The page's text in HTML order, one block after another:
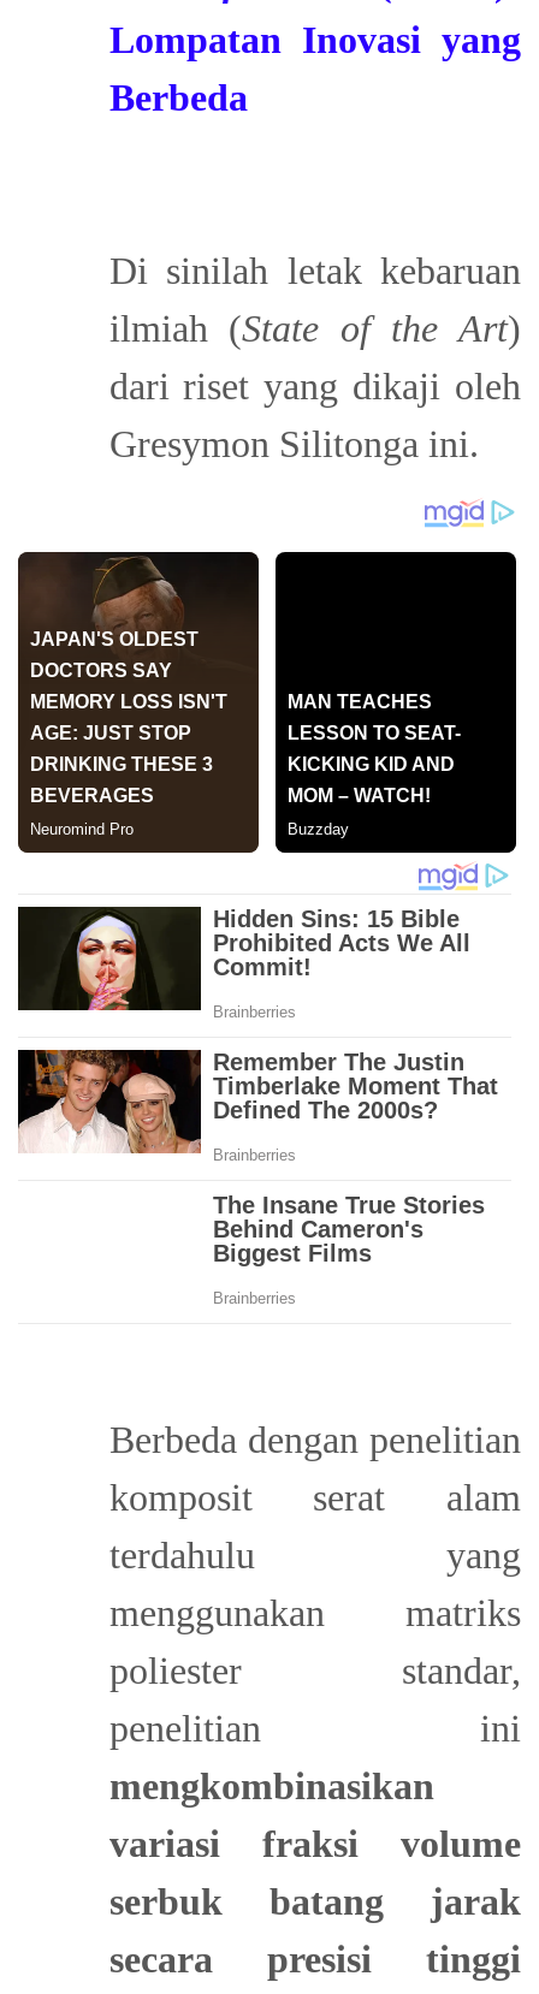
Lompatan Inovasi yang
Berbeda
Di sinilah letak kebaruan
ilmiah (State of the Art)
dari riset yang dikaji oleh
Gresymon Silitonga ini.
Berbeda dengan penelitian
komposit serat alam
terdahulu yang
menggunakan matriks
poliester standar,
penelitian ini
mengkombinasikan
variasi fraksi volume
serbuk batang jarak
secara presisi tinggi